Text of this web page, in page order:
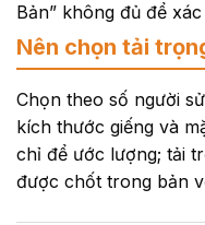
Bản” không đủ để
Nên chọn tải
Chọn theo số người
kích thước giếng và
chỉ để ước lượng; tải
được chốt trong bản